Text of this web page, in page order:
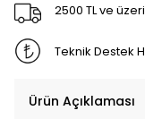
2500 TL ve
Teknik Destek
Ürün Açıklaması